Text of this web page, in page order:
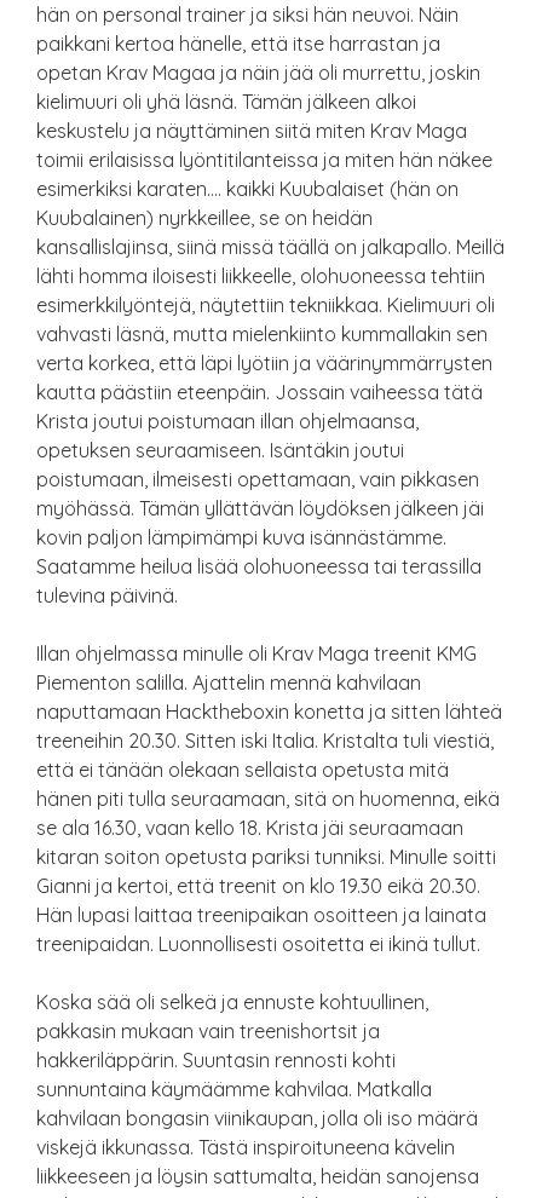
hän on personal trainer ja siksi hän neuvoi. Näin
paikkani kertoa hänelle, että itse harrastan ja
opetan Krav Magaa ja näin jää oli murrettu, joskin
kielimuuri oli yhä läsnä. Tämän jälkeen alkoi
keskustelu ja näyttäminen siitä miten Krav Maga
toimii erilaisissa lyöntitilanteissa ja miten hän näkee
esimerkiksi karaten…. kaikki Kuubalaiset (hän on
Kuubalainen) nyrkkeillee, se on heidän
kansallislajinsa, siinä missä täällä on jalkapallo. Meillä
lähti homma iloisesti liikkeelle, olohuoneessa tehtiin
esimerkkilyöntejä, näytettiin tekniikkaa. Kielimuuri oli
vahvasti läsnä, mutta mielenkiinto kummallakin sen
verta korkea, että läpi lyötiin ja väärinymmärrysten
kautta päästiin eteenpäin. Jossain vaiheessa tätä
Krista joutui poistumaan illan ohjelmaansa,
opetuksen seuraamiseen. Isäntäkin joutui
poistumaan, ilmeisesti opettamaan, vain pikkasen
myöhässä. Tämän yllättävän löydöksen jälkeen jäi
kovin paljon lämpimämpi kuva isännästämme.
Saatamme heilua lisää olohuoneessa tai terassilla
tulevina päivinä.
Illan ohjelmassa minulle oli Krav Maga treenit KMG
Piementon salilla. Ajattelin mennä kahvilaan
naputtamaan Hacktheboxin konetta ja sitten lähteä
treeneihin 20.30. Sitten iski Italia. Kristalta tuli viestiä,
että ei tänään olekaan sellaista opetusta mitä
hänen piti tulla seuraamaan, sitä on huomenna, eikä
se ala 16.30, vaan kello 18. Krista jäi seuraamaan
kitaran soiton opetusta pariksi tunniksi. Minulle soitti
Gianni ja kertoi, että treenit on klo 19.30 eikä 20.30.
Hän lupasi laittaa treenipaikan osoitteen ja lainata
treenipaidan. Luonnollisesti osoitetta ei ikinä tullut.
Koska sää oli selkeä ja ennuste kohtuullinen,
pakkasin mukaan vain treenishortsit ja
hakkeriläppärin. Suuntasin rennosti kohti
sunnuntaina käymäämme kahvilaa. Matkalla
kahvilaan bongasin viinikaupan, jolla oli iso määrä
viskejä ikkunassa. Tästä inspiroituneena kävelin
liikkeeseen ja löysin sattumalta, heidän sanojensa